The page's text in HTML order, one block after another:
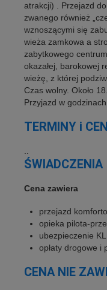
atrakcji) . Przejazd
zwanego również
wznoszącymi się
wieża zamkowa a
zabytkowego
okazałej, barokowej
wieżę, z której
Czas wolny. Około
Przyjazd w godzinach
TERMINY i
ŚWIADCZENIA
Cena zawiera
przejazd
opieka pilota-
ubezpieczenie
opłaty drogowe i
CENA NIE